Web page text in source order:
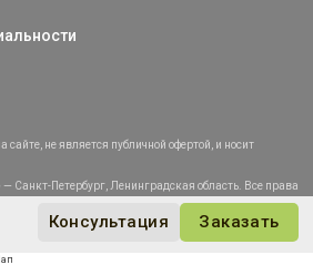
Консультация Заказать
не является публичной офертой, и носит
Санкт-Петербург, Ленинградская область. Все права